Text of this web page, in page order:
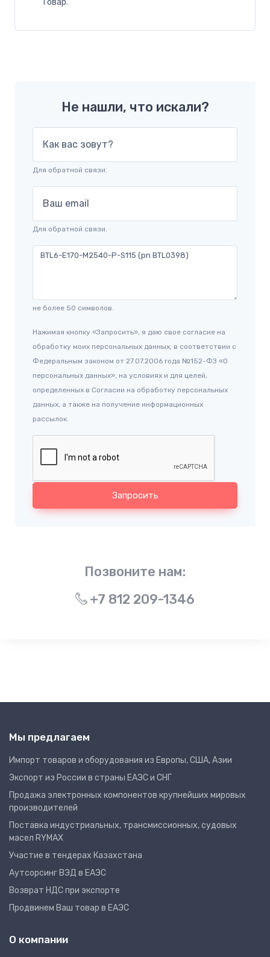
Не нашли, что искали?
Как вас зовут?
Для обратной связи.
Ваш email
Для обратной связи.
не более 50 символов.
Нажимая кнопку «Запросить», я даю свое согласие на
обработку моих персональных данных, в соответствии с
Федеральным законом от 27.07.2006 года №152-ФЗ «О
персональных данных», на условиях и для целей,
определенных в Согласии на обработку персональных
данных, а также на получение информационных
рассылок.
Запросить
Позвоните нам:
+7 812 209-1346
Мы предлагаем
Импорт товаров и оборудования из Европы, США, Азии
Экспорт из России в страны ЕАЭС и СНГ
Продажа электронных компонентов крупнейших мировых
производителей
Поставка индустриальных, трансмиссионных, судовых
масел RYMAX
Участие в тендерах Казахстана
Аутсорсинг ВЭД в ЕАЭС
Возврат НДС при экспорте
Продвинем Ваш товар в ЕАЭС
О компании